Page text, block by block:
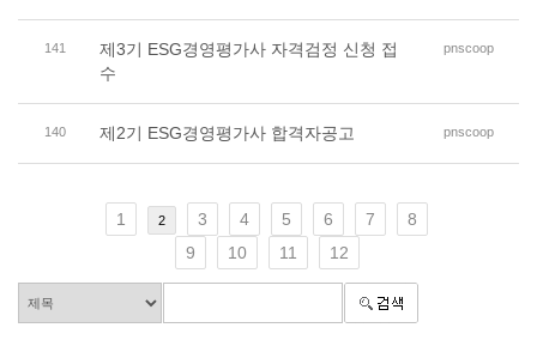
141
제3기 ESG경영평가사 자격검정 신청 접
수
pnscoop
140 제2기 ESG경영평가사 합격자공고 pnscoop
1 2 3 4 5 6 7
8
9
10 11 12